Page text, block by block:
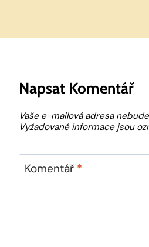
Napsat Komentář
Vaše e-mailová adresa
Vyžadované informace jsou
Komentář *